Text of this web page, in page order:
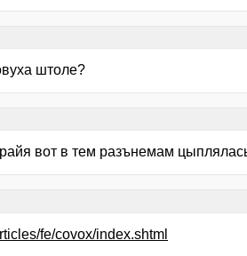
штоле?
вот в тем разънемам
fe/covox/index.shtml